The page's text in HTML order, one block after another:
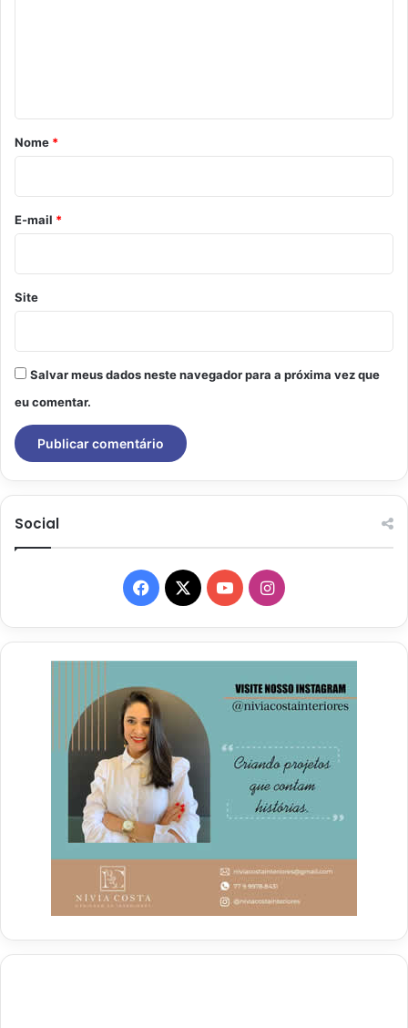
r
o
*
Nome *
E-mail *
Site
Salvar meus dados neste navegador para a próxima vez que
eu comentar.
Social
Facebook
X YouTubeInstagram